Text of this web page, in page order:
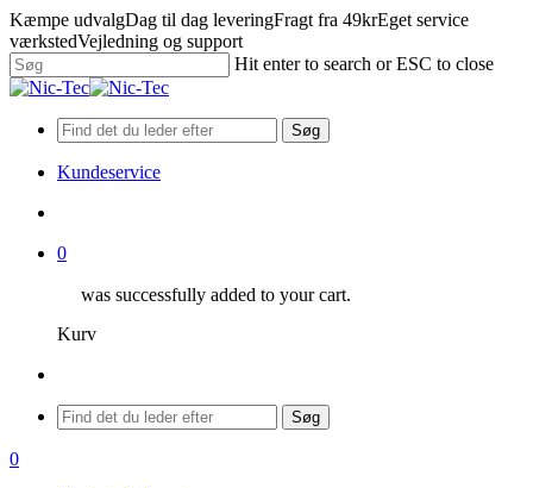
Skip
to
main
content
Kæmpe udvalgDag til dag leveringFragt fra 49krEget service
værkstedVejledning og support
Hit enter to search or ESC to close
Close
Søg
Kundeservice
0
was successfully added to your cart.
Kurv
Menu
Søg
search
0